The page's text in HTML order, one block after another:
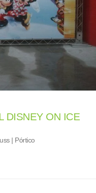
DISNEY ON ICE
| Pórtico